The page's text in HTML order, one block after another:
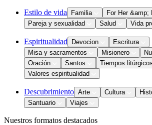
Estilo de vida Familia
For Her &amp;
Pareja y sexualidad
Salud Vida
Espiritualidad Devocion
Escritura
Misa y sacramentos
Misionero
Oración
Santos
Tiempos litúrgicos
Valores espiritualidad
Descubrimiento Arte Cultura
Santuario
Viajes
Nuestros formatos destacados